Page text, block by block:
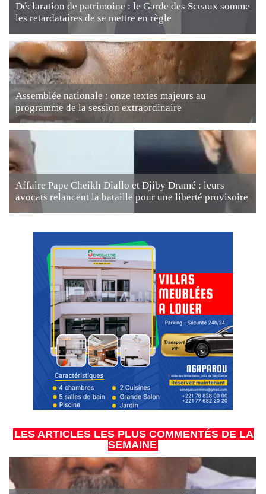
Déclaration de patrimoine : le Garde des Sceaux somme
les retardataires de se mettre en règle
Assemblée nationale : onze textes majeurs au
programme de la session extraordinaire
Affaire Pape Cheikh Diallo et Djiby Dramé : leurs
avocats relancent la bataille pour une liberté provisoire
LES ARTICLES LES PLUS COMMENTÉS DE LA
SEMAINE